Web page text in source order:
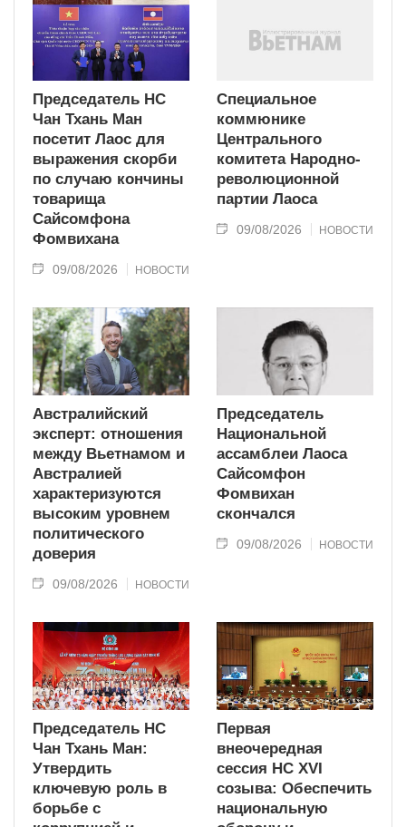
Председатель НС
Чан Тхань Ман
посетит Лаос для
выражения скорби
по случаю кончины
товарища
Сайсомфона
Фомвихана
09/08/2026 НОВОСТИ
Специальное
коммюнике
Центрального
комитета Народно-
революционной
партии Лаоса
09/08/2026 НОВОСТИ
Австралийский
эксперт: отношения
между Вьетнамом и
Австралией
характеризуются
высоким уровнем
политического
доверия
09/08/2026 НОВОСТИ
Председатель
Национальной
ассамблеи Лаоса
Сайсомфон
Фомвихан
скончался
09/08/2026 НОВОСТИ
Председатель НС
Чан Тхань Ман:
Утвердить
ключевую роль в
борьбе с
Первая
внеочередная
сессия НС XVI
созыва: Обеспечить
национальную